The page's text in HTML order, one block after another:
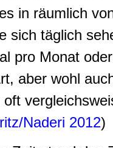
in räumlich
sich täglich
pro Monat
aber wohl
oft
Naderi 2012)